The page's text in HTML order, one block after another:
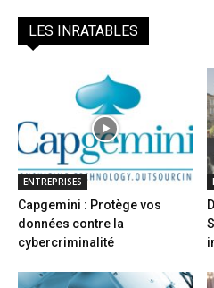
LES INRATABLES
ENTREPRISES
Capgemini : Protège vos
données contre la
cybercriminalité